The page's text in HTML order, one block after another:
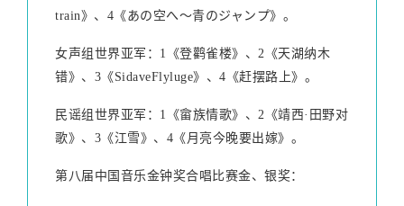
train》、4《あの空へ～青のジャンプ》。
女声组世界亚军：1《登鹳雀楼》、2《天湖纳木
错》、3《SidaveFlyluge》、4《赶摆路上》。
民谣组世界亚军：1《畲族情歌》、2《靖西·田野对
歌》、3《江雪》、4《月亮今晚要出嫁》。
第八届中国音乐金钟奖合唱比赛金、银奖：